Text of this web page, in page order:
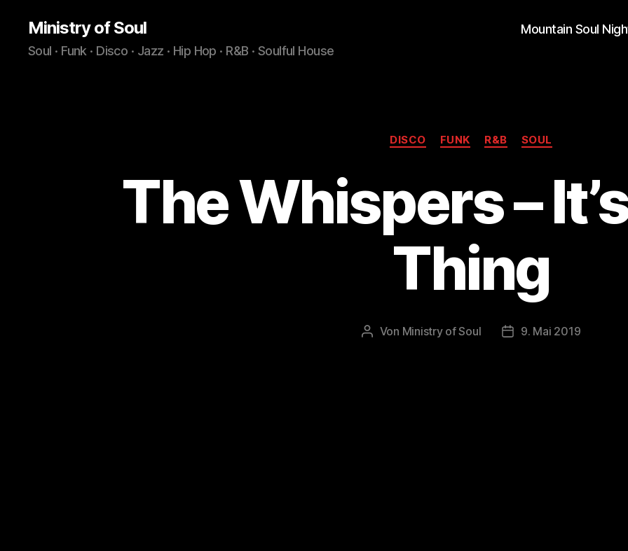
Ministry of Soul
Soul · Funk · Disco · Jazz · Hip Hop · R&B · Soulful House
Mountain Soul
Kategorien
DISCO FUNK R&B SOUL
The Whispers –
Thing
Beitragsautor
Von Ministry of Soul 9. Mai 2019